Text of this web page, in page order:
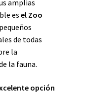
amplias
es el Zoo
de todas
la
la fauna.
opción